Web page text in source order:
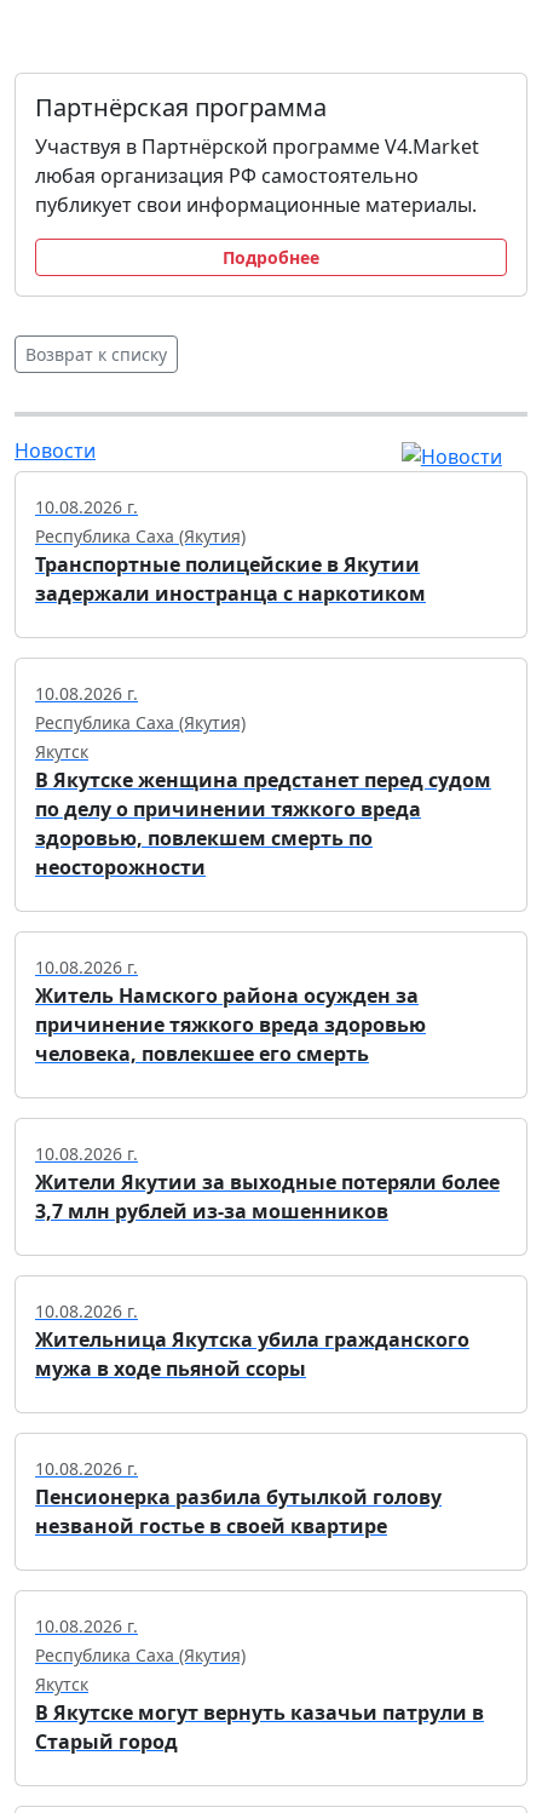
Партнёрская программа
Участвуя в Партнёрской программе V4.Market
любая организация РФ самостоятельно
публикует свои информационные материалы.
Подробнее
Возврат к списку
Новости
10.08.2026 г.
Республика Саха (Якутия)
Транспортные полицейские в Якутии
задержали иностранца с наркотиком
10.08.2026 г.
Республика Саха (Якутия)
Якутск
В Якутске женщина предстанет перед судом
по делу о причинении тяжкого вреда
здоровью, повлекшем смерть по
неосторожности
10.08.2026 г.
Житель Намского района осужден за
причинение тяжкого вреда здоровью
человека, повлекшее его смерть
10.08.2026 г.
Жители Якутии за выходные потеряли более
3,7 млн рублей из-за мошенников
10.08.2026 г.
Жительница Якутска убила гражданского
мужа в ходе пьяной ссоры
10.08.2026 г.
Пенсионерка разбила бутылкой голову
незваной гостье в своей квартире
10.08.2026 г.
Республика Саха (Якутия)
Якутск
В Якутске могут вернуть казачьи патрули в
Старый город